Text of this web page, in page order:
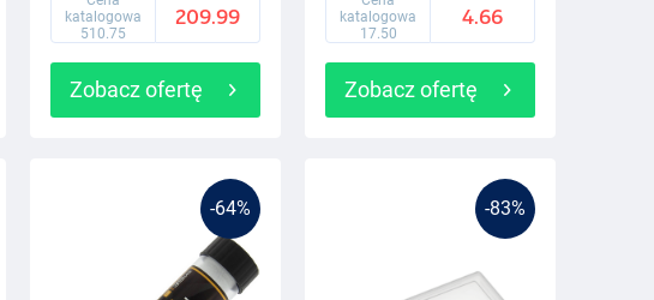
katalogowa
510.75
209.99
Zobacz ofertę
katalogowa
17.50
4.66
Zobacz ofertę
-64% -83%